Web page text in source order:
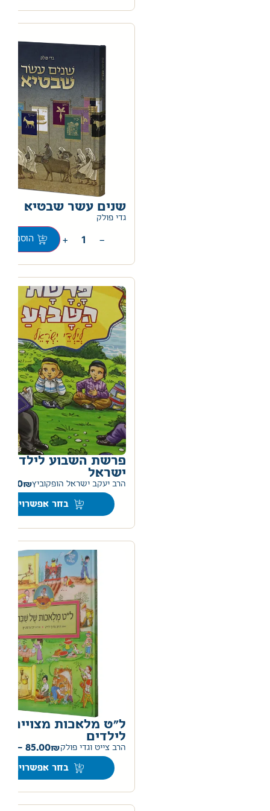
שנים עשר שבטיא
גדי פולק
−
+ הוספה
פרשת השבוע לילדי
ישראל
הרב יעקב ישראל הופקוביץ
בחר אפשרויות
ל"ט מלאכות מצוייר
לילדים
הרב צייט וגדי פולק 85.00
–
בחר אפשרויות